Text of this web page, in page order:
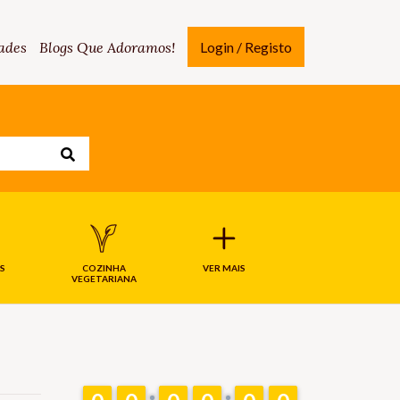
Blogs Que Adoramos! Login / Registo
COZINHA
VEGETARIANA
VER MAIS